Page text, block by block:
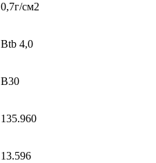
0,7г/см2
Btb 4,0
B30
135.960
13.596